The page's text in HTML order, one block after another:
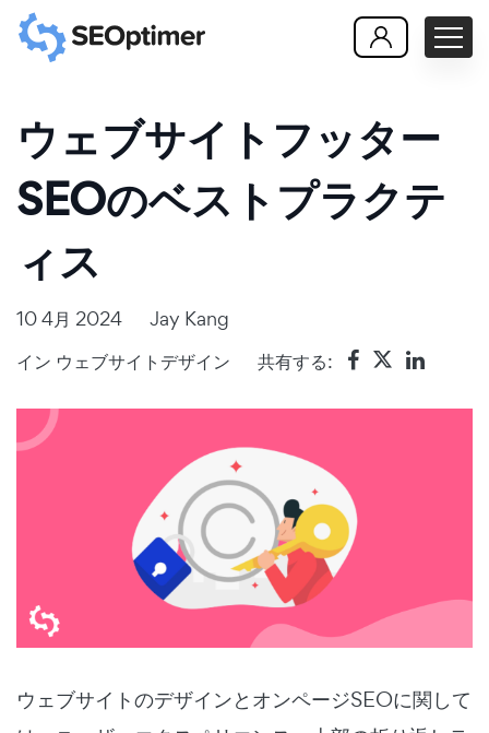
ウェブサイトフッター
SEOのベストプラクテ
ィス
10 4月 2024
Jay Kang
イン ウェブサイトデザイン 共有する:
ウェブサイトのデザインとオンページSEOに関して